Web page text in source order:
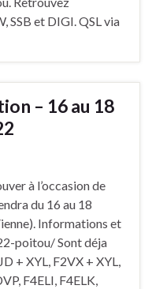
SSB et DIGI. QSL via
– 16 au 18
à l’occasion de
du 16 au 18
Informations et
poitou/ Sont déja
+ XYL, F2VX + XYL,
F4ELI, F4ELK,